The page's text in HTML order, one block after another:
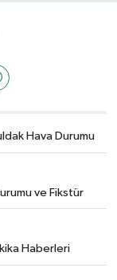
Hava Durumu
ve Fikstür
Haberleri